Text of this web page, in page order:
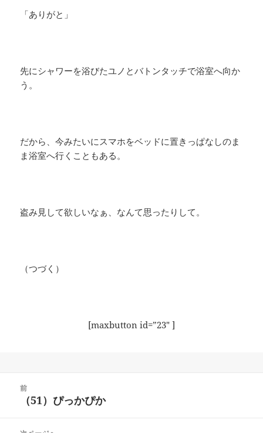
「ありがと」
先にシャワーを浴びたユノとバトンタッチで浴室へ向か
う。
だから、今みたいにスマホをベッドに置きっぱなしのま
ま浴室へ行くこともある。
盗み見して欲しいなぁ、なんて思ったりして。
（つづく）
[maxbutton id=”23″ ]
前
前
投
（51）ぴっかぴか